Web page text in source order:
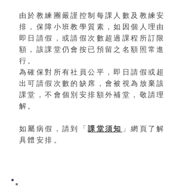
由於教練團嚴謹控制每課人數及教練安
排，保障小班教學質素，如因個人理由
即日請假，或請假次數超過課程所訂限
額，該課堂仍會按已預留之名額照常進
行。
為確保對所有社員公平，即日請假或超
出可請假次數的缺席，會被視為放棄該
課堂，不會個別安排額外補堂，敬請理
解。
如屬病假，請到「課堂須知 」網頁了解
具體安排。